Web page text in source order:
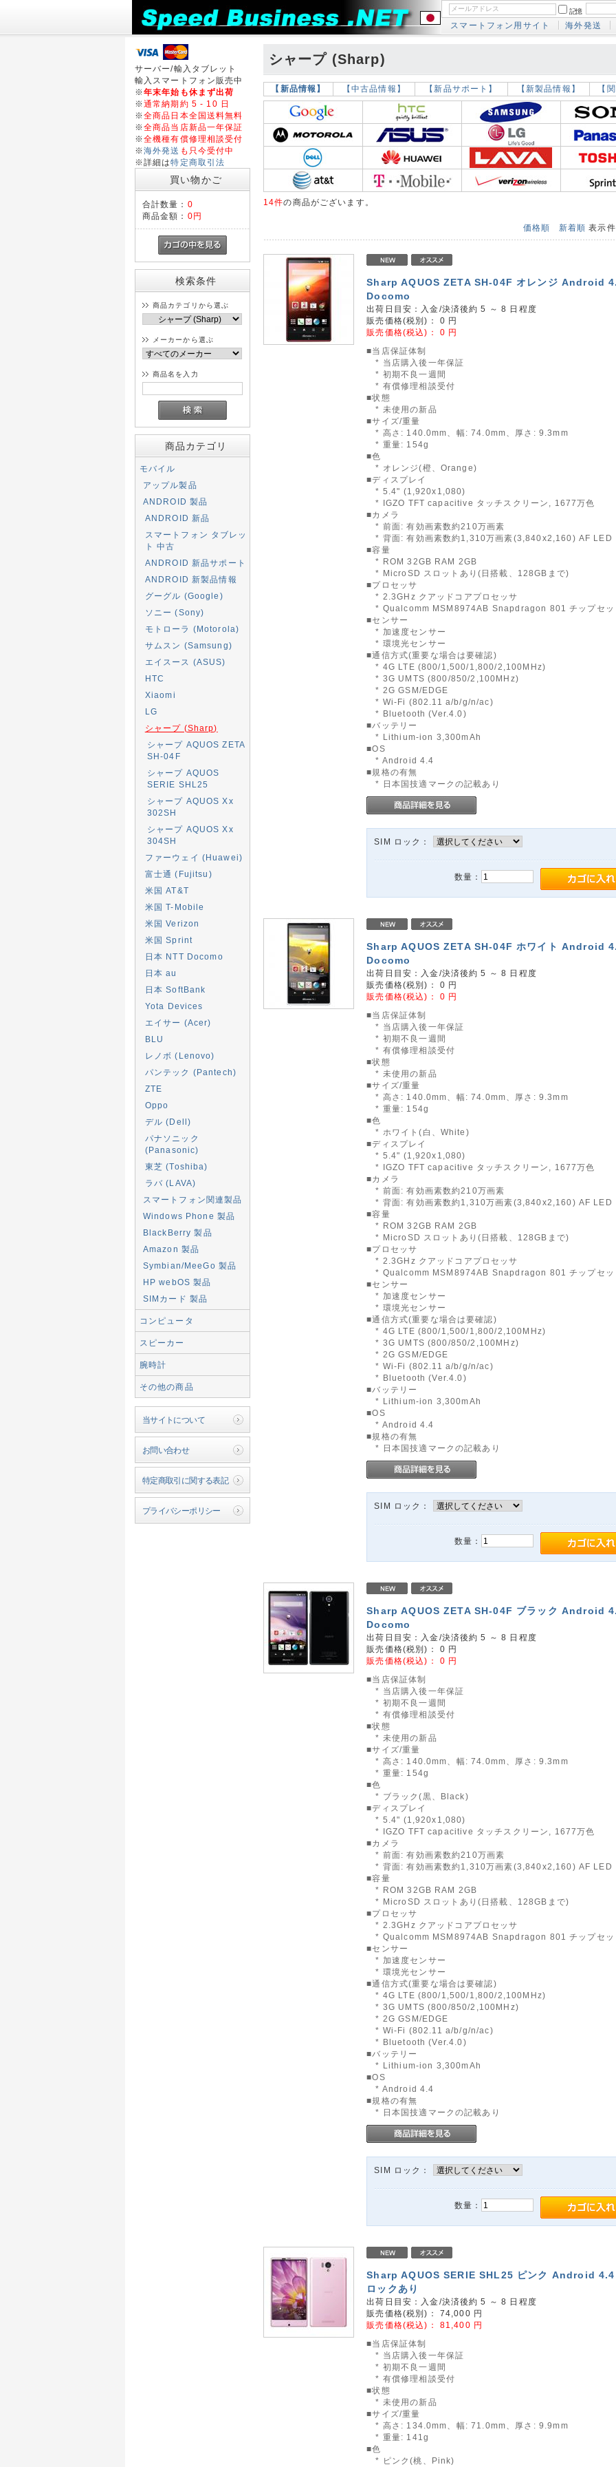
記憶
スマートフォン用サイト 海外発送
サーバー/輸入タブレット
輸入スマートフォン販売中
※年末年始も休まず出荷
※通常納期約 5 - 10 日
※全商品日本全国送料無料
※全商品当店新品一年保証
※全機種有償修理相談受付
※海外発送 も只今受付中
※詳細は特定商取引法
買い物かご
合計数量： 0
商品金額： 0円
検索条件
商品カテゴリから選ぶ
メーカーから選ぶ
商品名を入力
商品カテゴリ
モバイル
アップル製品
ANDROID 製品
ANDROID 新品
スマートフォン タブレッ
ト 中古
ANDROID 新品サポート
ANDROID 新製品情報
グーグル (Google)
ソニー (Sony)
モトローラ (Motorola)
サムスン (Samsung)
エイスース (ASUS)
HTC
Xiaomi
LG
シャープ (Sharp)
シャープ AQUOS ZETA
SH-04F
シャープ AQUOS
SERIE SHL25
シャープ AQUOS Xx
302SH
シャープ AQUOS Xx
304SH
ファーウェイ (Huawei)
富士通 (Fujitsu)
米国 AT&T
米国 T-Mobile
米国 Verizon
米国 Sprint
日本 NTT Docomo
日本 au
日本 SoftBank
Yota Devices
エイサー (Acer)
BLU
レノボ (Lenovo)
パンテック (Pantech)
ZTE
Oppo
デル (Dell)
パナソニック
(Panasonic)
東芝 (Toshiba)
ラバ (LAVA)
スマートフォン関連製品
Windows Phone 製品
BlackBerry 製品
Amazon 製品
Symbian/MeeGo 製品
HP webOS 製品
SIMカード 製品
コンピュータ
スピーカー
腕時計
その他の商品
当サイトについて
お問い合わせ
特定商取引に関する表記
プライバシーポリシー
シャープ (Sharp)
【新品情報】 【中古品情報】 【新品サポート】 【新製品情報】 【
14件の商品がございます。
価格順 新着順 表示
Sharp AQUOS ZETA SH-04F オレンジ Android
Docomo
出荷日目安：入金/決済後約 5 ～ 8 日程度
販売価格(税別)： 0 円
販売価格(税込)： 0 円
■当店保証体制
* 当店購入後一年保証
* 初期不良一週間
* 有償修理相談受付
■状態
* 未使用の新品
■サイズ/重量
* 高さ: 140.0mm、幅: 74.0mm、厚さ: 9.3mm
* 重量: 154g
■色
* オレンジ(橙、Orange)
■ディスプレイ
* 5.4" (1,920x1,080)
* IGZO TFT capacitive タッチスクリーン, 1677万色
■カメラ
* 前面: 有効画素数約210万画素
* 背面: 有効画素数約1,310万画素(3,840x2,160) AF LED
■容量
* ROM 32GB RAM 2GB
* MicroSD スロットあり(日搭載、128GBまで)
■プロセッサ
* 2.3GHz クアッドコアプロセッサ
* Qualcomm MSM8974AB Snapdragon 801 チップセッ
■センサー
* 加速度センサー
* 環境光センサー
■通信方式(重要な場合は要確認)
* 4G LTE (800/1,500/1,800/2,100MHz)
* 3G UMTS (800/850/2,100MHz)
* 2G GSM/EDGE
* Wi-Fi (802.11 a/b/g/n/ac)
* Bluetooth (Ver.4.0)
■バッテリー
* Lithium-ion 3,300mAh
■OS
* Android 4.4
■規格の有無
* 日本国技適マークの記載あり
SIM ロック：
数量：
Sharp AQUOS ZETA SH-04F ホワイト Android
Docomo
出荷日目安：入金/決済後約 5 ～ 8 日程度
販売価格(税別)： 0 円
販売価格(税込)： 0 円
■当店保証体制
* 当店購入後一年保証
* 初期不良一週間
* 有償修理相談受付
■状態
* 未使用の新品
■サイズ/重量
* 高さ: 140.0mm、幅: 74.0mm、厚さ: 9.3mm
* 重量: 154g
■色
* ホワイト(白、White)
■ディスプレイ
* 5.4" (1,920x1,080)
* IGZO TFT capacitive タッチスクリーン, 1677万色
■カメラ
* 前面: 有効画素数約210万画素
* 背面: 有効画素数約1,310万画素(3,840x2,160) AF LED
■容量
* ROM 32GB RAM 2GB
* MicroSD スロットあり(日搭載、128GBまで)
■プロセッサ
* 2.3GHz クアッドコアプロセッサ
* Qualcomm MSM8974AB Snapdragon 801 チップセッ
■センサー
* 加速度センサー
* 環境光センサー
■通信方式(重要な場合は要確認)
* 4G LTE (800/1,500/1,800/2,100MHz)
* 3G UMTS (800/850/2,100MHz)
* 2G GSM/EDGE
* Wi-Fi (802.11 a/b/g/n/ac)
* Bluetooth (Ver.4.0)
■バッテリー
* Lithium-ion 3,300mAh
■OS
* Android 4.4
■規格の有無
* 日本国技適マークの記載あり
SIM ロック：
数量：
Sharp AQUOS ZETA SH-04F ブラック Android
Docomo
出荷日目安：入金/決済後約 5 ～ 8 日程度
販売価格(税別)： 0 円
販売価格(税込)： 0 円
■当店保証体制
* 当店購入後一年保証
* 初期不良一週間
* 有償修理相談受付
■状態
* 未使用の新品
■サイズ/重量
* 高さ: 140.0mm、幅: 74.0mm、厚さ: 9.3mm
* 重量: 154g
■色
* ブラック(黒、Black)
■ディスプレイ
* 5.4" (1,920x1,080)
* IGZO TFT capacitive タッチスクリーン, 1677万色
■カメラ
* 前面: 有効画素数約210万画素
* 背面: 有効画素数約1,310万画素(3,840x2,160) AF LED
■容量
* ROM 32GB RAM 2GB
* MicroSD スロットあり(日搭載、128GBまで)
■プロセッサ
* 2.3GHz クアッドコアプロセッサ
* Qualcomm MSM8974AB Snapdragon 801 チップセッ
■センサー
* 加速度センサー
* 環境光センサー
■通信方式(重要な場合は要確認)
* 4G LTE (800/1,500/1,800/2,100MHz)
* 3G UMTS (800/850/2,100MHz)
* 2G GSM/EDGE
* Wi-Fi (802.11 a/b/g/n/ac)
* Bluetooth (Ver.4.0)
■バッテリー
* Lithium-ion 3,300mAh
■OS
* Android 4.4
■規格の有無
* 日本国技適マークの記載あり
SIM ロック：
数量：
Sharp AQUOS SERIE SHL25 ピンク Android
ロックあり
出荷日目安：入金/決済後約 5 ～ 8 日程度
販売価格(税別)： 74,000 円
販売価格(税込)： 81,400 円
■当店保証体制
* 当店購入後一年保証
* 初期不良一週間
* 有償修理相談受付
■状態
* 未使用の新品
■サイズ/重量
* 高さ: 134.0mm、幅: 71.0mm、厚さ: 9.9mm
* 重量: 141g
■色
* ピンク(桃、Pink)